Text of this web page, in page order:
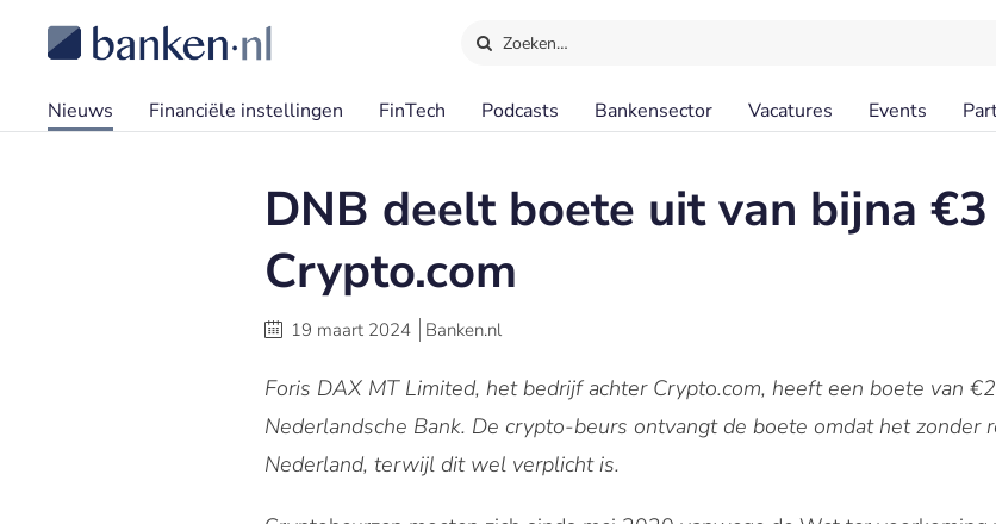
Zoeken…
Nieuws Financiële instellingen FinTech Podcasts Bankensector Vacatures Events
DNB deelt boete uit van bijna
Crypto.com
19 maart 2024 Banken.nl
Foris DAX MT Limited, het bedrijf achter Crypto.com, heeft een boete van
Nederlandsche Bank. De crypto-beurs ontvangt de boete omdat het zonder
Nederland, terwijl dit wel verplicht is.